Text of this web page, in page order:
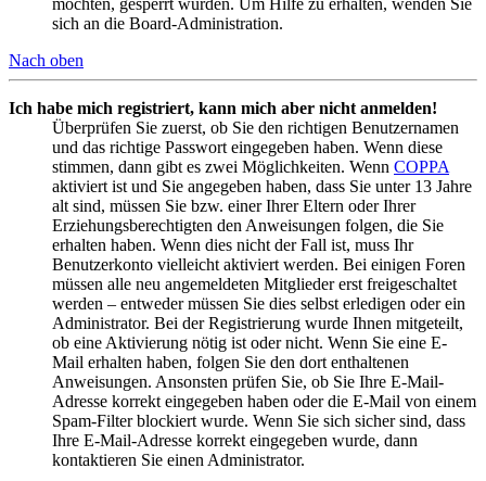
möchten, gesperrt wurden. Um Hilfe zu erhalten, wenden Sie
sich an die Board-Administration.
Nach oben
Ich habe mich registriert, kann mich aber nicht anmelden!
Überprüfen Sie zuerst, ob Sie den richtigen Benutzernamen
und das richtige Passwort eingegeben haben. Wenn diese
stimmen, dann gibt es zwei Möglichkeiten. Wenn COPPA
aktiviert ist und Sie angegeben haben, dass Sie unter 13 Jahre
alt sind, müssen Sie bzw. einer Ihrer Eltern oder Ihrer
Erziehungsberechtigten den Anweisungen folgen, die Sie
erhalten haben. Wenn dies nicht der Fall ist, muss Ihr
Benutzerkonto vielleicht aktiviert werden. Bei einigen Foren
müssen alle neu angemeldeten Mitglieder erst freigeschaltet
werden – entweder müssen Sie dies selbst erledigen oder ein
Administrator. Bei der Registrierung wurde Ihnen mitgeteilt,
ob eine Aktivierung nötig ist oder nicht. Wenn Sie eine E-
Mail erhalten haben, folgen Sie den dort enthaltenen
Anweisungen. Ansonsten prüfen Sie, ob Sie Ihre E-Mail-
Adresse korrekt eingegeben haben oder die E-Mail von einem
Spam-Filter blockiert wurde. Wenn Sie sich sicher sind, dass
Ihre E-Mail-Adresse korrekt eingegeben wurde, dann
kontaktieren Sie einen Administrator.